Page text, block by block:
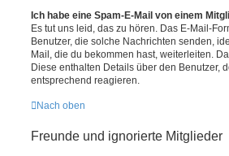
Ich habe eine Spam-E-Mail von einem
Es tut uns leid, das zu hören. Das E-Mail-
Benutzer, die solche Nachrichten senden,
Mail, die du bekommen hast, weiterleiten.
Diese enthalten Details über den Benutzer,
entsprechend reagieren.
Nach oben
Freunde und ignorierte Mitglieder